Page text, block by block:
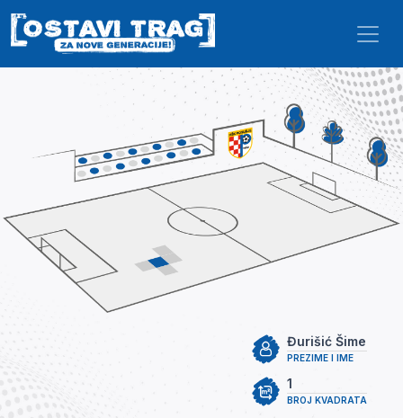
Skip to main content
PREZIME I IME
Đurišić Šime
BROJ KVADRATA
1